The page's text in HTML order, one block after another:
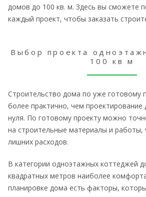
домов до 100 кв. м. Здесь вы сможете
каждый проект, чтобы заказать
Выбор проекта
100 кв м
Строительство дома по уже готовому
более практично, чем проектирование
нуля. По готовому проекту можно
на строительные материалы и
лишних расходов.
В категории одноэтажных коттеджей
квадратных метров наиболее
планировке дома есть факторы,